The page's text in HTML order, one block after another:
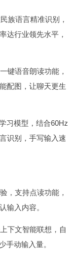
族语言精准识别，
达行业领先水平，
键语音朗读功能，
配图，让聊天更生
习模型，结合60Hz
识别，手写输入速
，支持点读功能，
输入内容。
下文智能联想，自
手动输入量。